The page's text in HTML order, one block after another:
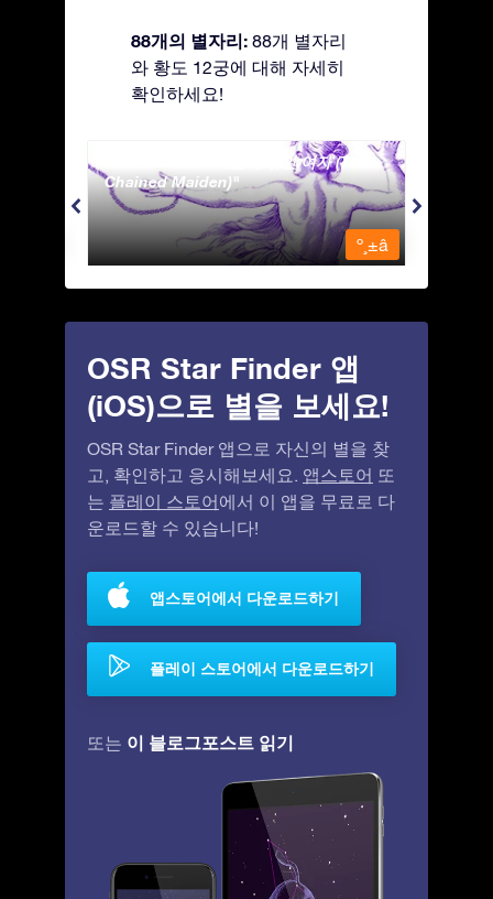
88개의 별자리: 88개 별자리
와 황도 12궁에 대해 자세히
확인하세요!
Andromeda - 사슬에 묶인 여자 (The
Chained Maiden)
º¸±â
OSR Star Finder 앱
(iOS)으로 별을 보세요!
OSR Star Finder 앱으로 자신의 별을 찾
고, 확인하고 응시해보세요. 앱스토어 또
는 플레이 스토어 에서 이 앱을 무료로 다
운로드할 수 있습니다!
앱스토어에서 다운로드하기
플레이 스토어에서 다운로드하기
또는 이 블로그포스트 읽기